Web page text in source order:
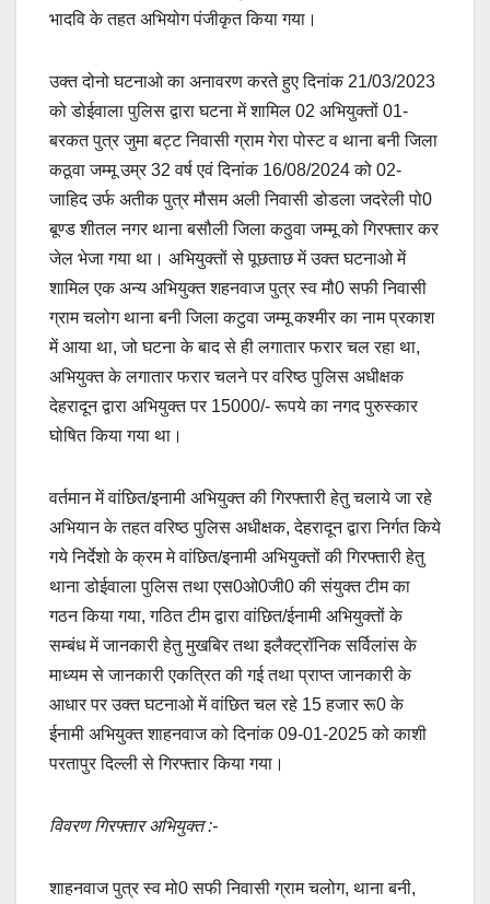
भादवि के तहत अभियोग पंजीकृत किया गया।
उक्त दोनो घटनाओ का अनावरण करते हुए दिनांक 21/03/2023
को डोईवाला पुलिस द्वारा घटना में शामिल 02 अभियुक्तों 01-
बरकत पुत्र जुमा बट्ट निवासी ग्राम गेरा पोस्ट व थाना बनी जिला
कठूवा जम्मू उम्र 32 वर्ष एवं दिनांक 16/08/2024 को 02-
जाहिद उर्फ अतीक पुत्र मौसम अली निवासी डोडला जदरेली पो0
बूण्ड शीतल नगर थाना बसौली जिला कठुवा जम्मू को गिरफ्तार कर
जेल भेजा गया था। अभियुक्तों से पूछताछ में उक्त घटनाओ में
शामिल एक अन्य अभियुक्त शहनवाज पुत्र स्व मौ0 सफी निवासी
ग्राम चलोग थाना बनी जिला कटुवा जम्मू कश्मीर का नाम प्रकाश
में आया था, जो घटना के बाद से ही लगातार फरार चल रहा था,
अभियुक्त के लगातार फरार चलने पर वरिष्ठ पुलिस अधीक्षक
देहरादून द्वारा अभियुक्त पर 15000/- रूपये का नगद पुरुस्कार
घोषित किया गया था।
वर्तमान में वांछित/इनामी अभियुक्त की गिरफ्तारी हेतु चलाये जा रहे
अभियान के तहत वरिष्ठ पुलिस अधीक्षक, देहरादून द्वारा निर्गत किये
गये निर्देशो के क्रम मे वांछित/इनामी अभियुक्तों की गिरफ्तारी हेतु
थाना डोईवाला पुलिस तथा एस0ओ0जी0 की संयुक्त टीम का
गठन किया गया, गठित टीम द्वारा वांछित/ईनामी अभियुक्तों के
सम्बंध में जानकारी हेतु मुखबिर तथा इलैक्ट्रॉनिक सर्विलांस के
माध्यम से जानकारी एकत्रित की गई तथा प्राप्त जानकारी के
आधार पर उक्त घटनाओ में वांछित चल रहे 15 हजार रू0 के
ईनामी अभियुक्त शाहनवाज को दिनांक 09-01-2025 को काशी
परतापुर दिल्ली से गिरफ्तार किया गया।
विवरण गिरफ्तार अभियुक्त :-
शाहनवाज पुत्र स्व मो0 सफी निवासी ग्राम चलोग, थाना बनी,